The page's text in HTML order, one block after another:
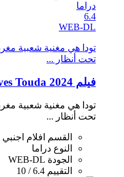
دراما
6.4
WEB-DL
تودا هي مغنية شعبية
تحت أنظار ...
فيلم Everybody Loves Touda 2024 مترجم HD
تودا هي مغنية شعبية
تحت أنظار ...
القسم افلام اجنبي
النوع دراما
الجودة WEB-DL
التقييم 6.4 / 10